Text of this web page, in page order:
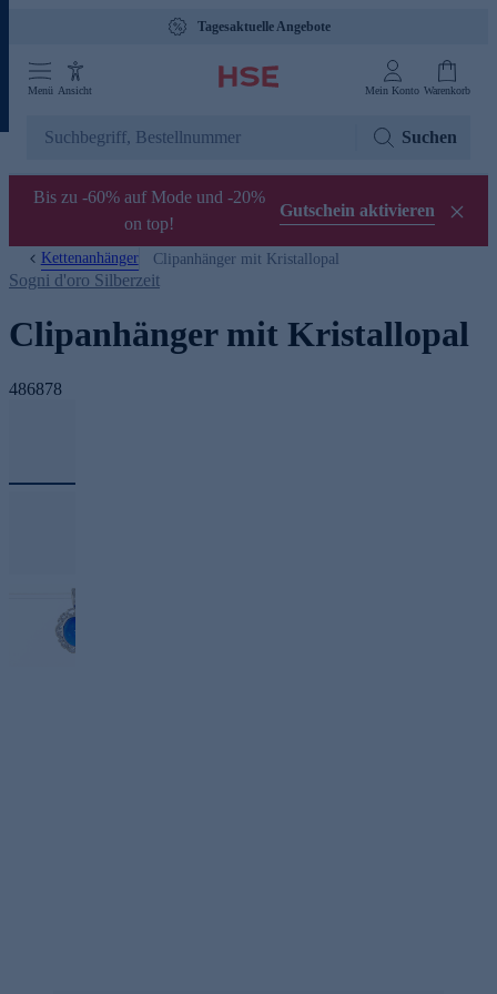
Tagesaktuelle Angebote
Menü Ansicht Mein Konto Warenkorb
Suchen
Bis zu -60% auf Mode und -20%
on top!
Gutschein aktivieren
Kettenanhänger Clipanhänger mit Kristallopal
Sogni d'oro Silberzeit
Clipanhänger mit Kristallopal
486878